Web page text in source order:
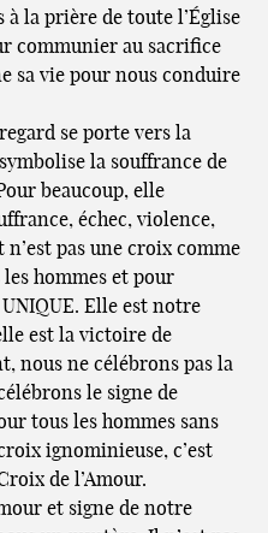
à la prière de toute l’Église
communier au sacrifice
sa vie pour nous conduire
se porte vers la
la souffrance de
beaucoup, elle
échec, violence,
pas une croix comme
hommes et pour
Elle est notre
est la victoire de
nous ne célébrons pas la
le signe de
tous les hommes sans
ignominieuse, c’est
de l’Amour.
et signe de notre